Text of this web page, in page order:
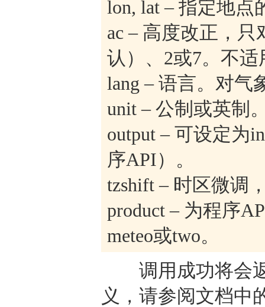
lon, lat – 指定地点
ac – 高度改正，
认）、2或7。不
lang – 语言。对气
unit – 公制或英制
output – 可设定为
序API）。
tzshift – 时区微调
product – 为程序
meteo或two。
调用成功将会返
义，请参阅文档中